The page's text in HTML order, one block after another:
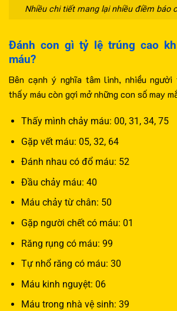
Nhiều chi tiết mang lại nhiều điềm báo
Đánh con gì tỷ lệ trúng cao
máu?
Bên cạnh ý nghĩa tâm linh, nhiều người
thấy máu còn gợi mở những con số may
Thấy mình chảy máu: 00, 31, 34, 75
Gặp vết máu: 05, 32, 64
Đánh nhau có đổ máu: 52
Đầu chảy máu: 40
Máu chảy từ chân: 50
Gặp người chết có máu: 01
Răng rụng có máu: 99
Tự nhổ răng có máu: 30
Máu kinh nguyệt: 06
Máu trong nhà vệ sinh: 39